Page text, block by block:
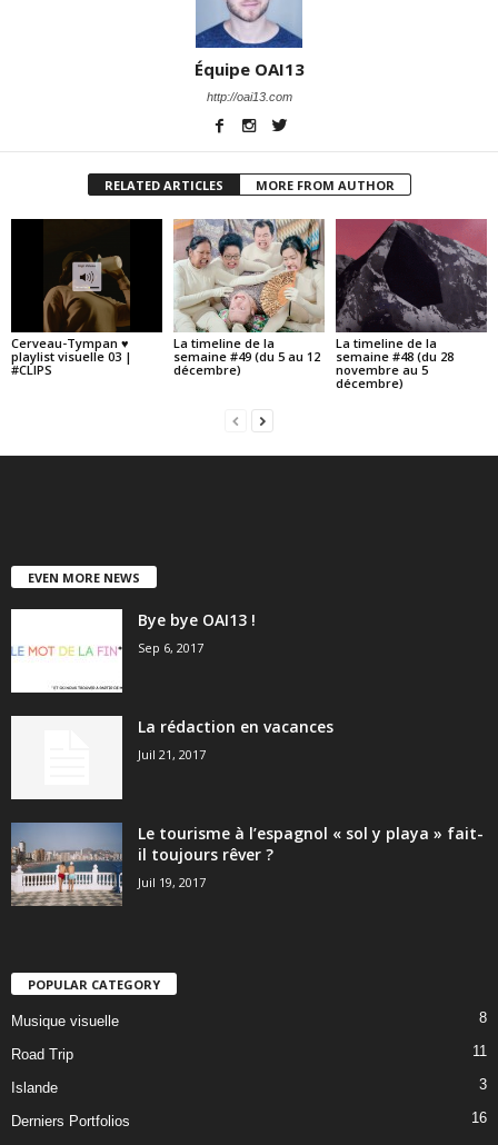
Équipe OAI13
http://oai13.com
RELATED ARTICLES MORE FROM AUTHOR
Cerveau-Tympan ♥
playlist visuelle 03 |
#CLIPS
La timeline de la
semaine #49 (du 5 au 12
décembre)
La timeline de la
semaine #48 (du 28
novembre au 5
décembre)
EVEN MORE NEWS
Bye bye OAI13 !
Sep 6, 2017
La rédaction en vacances
Juil 21, 2017
Le tourisme à l’espagnol « sol y playa » fait-
il toujours rêver ?
Juil 19, 2017
POPULAR CATEGORY
Musique visuelle 8
Road Trip 11
Islande 3
Derniers Portfolios
16